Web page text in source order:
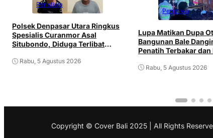
Peristiwa
Polsek Denpasar Utara Ringkus
Spesialis Curanmor Asal
Situbondo, Diduga Terlibat
Rabu, 5 Agustus 2026
Peristiwa
Lupa Matikan Dupa
Bangunan Bale
Penatih Terbakar
Rabu, 5 Agustus 2026
Copyright © Cover Bali 2025 | All Rights